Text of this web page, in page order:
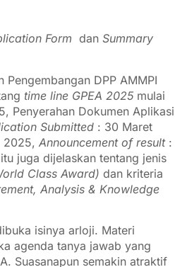
Form dan Summary
DPP AMMPI
time line GPEA 2025 mulai
Penyerahan Dokumen Aplikasi
Submitted : 30 Maret
2025, Announcement of result :
juga dijelaskan tentang jenis
Class Award) dan kriteria
Analysis & Knowledge
isinya arloji. Materi
agenda tanya jawab yang
Suasanapun semakin atraktif